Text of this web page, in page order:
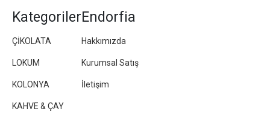
Kategoriler
ÇİKOLATA
LOKUM
KOLONYA
KAHVE & ÇAY
Endorfia
Hakkımızda
Kurumsal Satış
İletişim